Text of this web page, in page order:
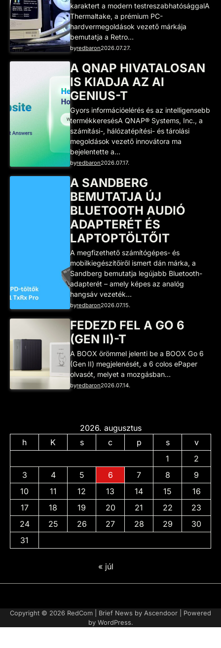
karaktert a modern testreszabhatósággalA
Thermaltake, a prémium PC-
hardvermegoldások vezető márkája
bemutatja a Retro…
byredbaron2026.07.27.
A QNAP HIVATALOSAN
IS KIADJA AZ AI
GENIUS-T
Gyors információelérés és az intelligensebb
termékkeresésA QNAP® Systems, Inc., a
számítási-, hálózatépítési- és tárolási
megoldások vezető innovátora ma
bejelentette a…
byredbaron2026.07.17.
A SANDBERG
BEMUTATJA ÚJ
BLUETOOTH AUDIÓ
ADAPTERÉT ÉS
LAPTOPTÖLTŐIT
A megfizethető számítógépes- és
mobilkiegészítőiről ismert dán márka, a
Sandberg bemutatja legújabb Bluetooth-
adapterét – amely képes az analóg
hangsáv vezeték…
byredbaron2026.07.15.
FEDEZD FEL A GO 6
(GEN II)-T
A BOOX örömmel jelenti be a BOOX Go 6
(Gen II) megjelenését, a 6 colos ePaper
olvasót, melyet a mozgásban…
byredbaron2026.07.14.
2026. augusztus
h
K s c p s
v
1
2
3
4 5 6 7 8
9
10
11 12 13 14 15
16
17
18 19 20 21 22
23
24
25 26 27 28 29
30
31
« júl
irányelvek
Copyright © 2026 RedCom | Brief News by Ascendoor | Powered
by WordPress.